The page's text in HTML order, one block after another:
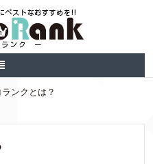
ランクとは？